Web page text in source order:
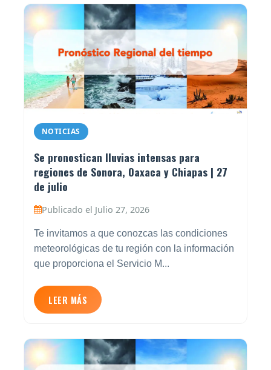
NOTICIAS
Se pronostican lluvias intensas para
regiones de Sonora, Oaxaca y Chiapas | 27
de julio
Publicado el Julio 27, 2026
Te invitamos a que conozcas las condiciones
meteorológicas de tu región con la información
que proporciona el Servicio M...
LEER MÁS